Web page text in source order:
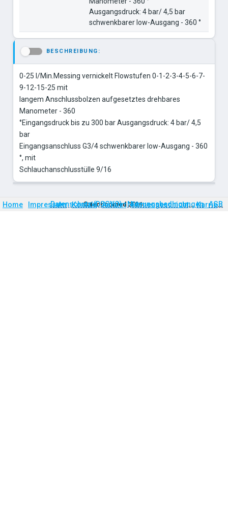
Ausgangsdruck: 4 bar/ 4,5 bar
schwenkbarer low-Ausgang - 360 °
BESCHREIBUNG:
0-25 l/Min.Messing vernickelt Flowstufen 0-1-2-3-4-5-6-7-
9-12-15-25 mit
langem Anschlussbolzen aufgesetztes drehbares
Manometer - 360
°Eingangsdruck bis zu 300 bar Ausgangsdruck: 4 bar/ 4,5
bar
Eingangsanschluss G3/4 schwenkbarer low-Ausgang - 360
°, mit
Schlauchanschlusstülle 9/16
Home Impressum Kontakt Anfahrt Firmengeschichte Karriere
©technomed 2026
Datenschutz (DSGVO) Nutzungsbedingungen AGB